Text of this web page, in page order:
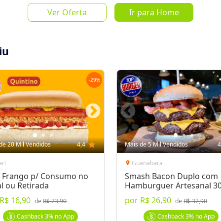
Ver Oferta Ir para Home
Salvar Oferta favorite_border
Inscrever-se
Planet!
artesanal de 150g, queijo cheddar
deR$
-29%
20 Mil Vendidos 4,4 star
Frango p/ Consumo no
ou Retirada
R$ 16,90 deR$ 23,90
Cashback3%no App
Mais de 5 Mil Vendidos
location_on Guanabara
Smash Bacon Duplo com
Hamburguer Artesanal
por R$ 26,90 deR$ 32,90
Cashback3%no App